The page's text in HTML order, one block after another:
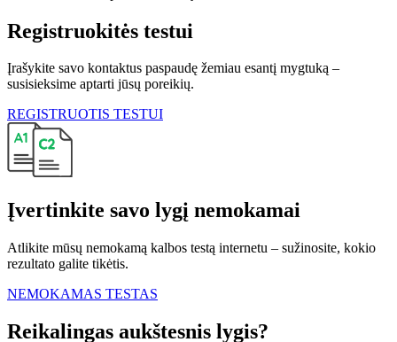
Registruokitės testui
Įrašykite savo kontaktus paspaudę žemiau esantį mygtuką –
susisieksime aptarti jūsų poreikių.
REGISTRUOTIS TESTUI
Įvertinkite savo lygį nemokamai
Atlikite mūsų nemokamą kalbos testą internetu – sužinosite, kokio
rezultato galite tikėtis.
NEMOKAMAS TESTAS
Reikalingas aukštesnis lygis?